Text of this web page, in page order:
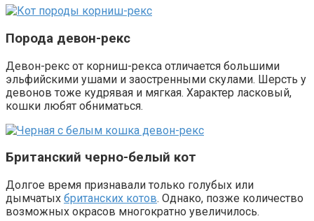
Порода девон-рекс
Девон-рекс от корниш-рекса отличается большими
эльфийскими ушами и заостренными скулами. Шерсть у
девонов тоже кудрявая и мягкая. Характер ласковый,
кошки любят обниматься.
Британский черно-белый кот
Долгое время признавали только голубых или
дымчатых британских котов. Однако, позже количество
возможных окрасов многократно увеличилось.